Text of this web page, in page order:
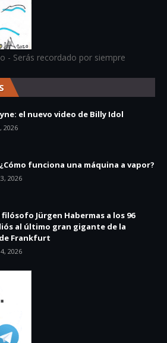
- Serás recordado por siempre
el nuevo video de Billy Idol
2026
funciona una máquina a vapor?
2026
Jürgen Habermas a los 96
al último gran gigante de la
Frankfurt
2026